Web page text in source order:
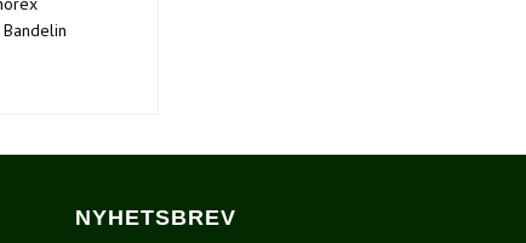
Bandelin
NYHETSBREV